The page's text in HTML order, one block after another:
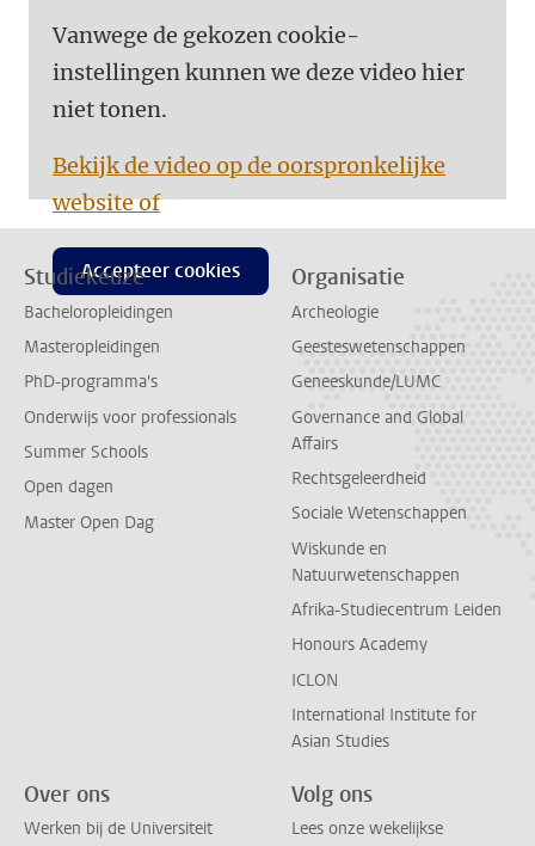
Vanwege de gekozen cookie-
instellingen kunnen we deze video hier
niet tonen.
Bekijk de video op de oorspronkelijke
website of
Accepteer cookies
Studiekeuze
Bacheloropleidingen
Masteropleidingen
PhD-programma's
Onderwijs voor professionals
Summer Schools
Open dagen
Master Open Dag
Organisatie
Archeologie
Geesteswetenschappen
Geneeskunde/LUMC
Governance and Global
Affairs
Rechtsgeleerdheid
Sociale Wetenschappen
Wiskunde en
Natuurwetenschappen
Afrika-Studiecentrum Leiden
Honours Academy
ICLON
International Institute for
Asian Studies
Over ons
Werken bij de Universiteit
Volg ons
Lees onze wekelijkse